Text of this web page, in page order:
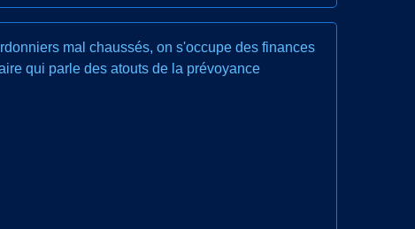
mal chaussés, on s'occupe des finances
qui parle des atouts de la prévoyance